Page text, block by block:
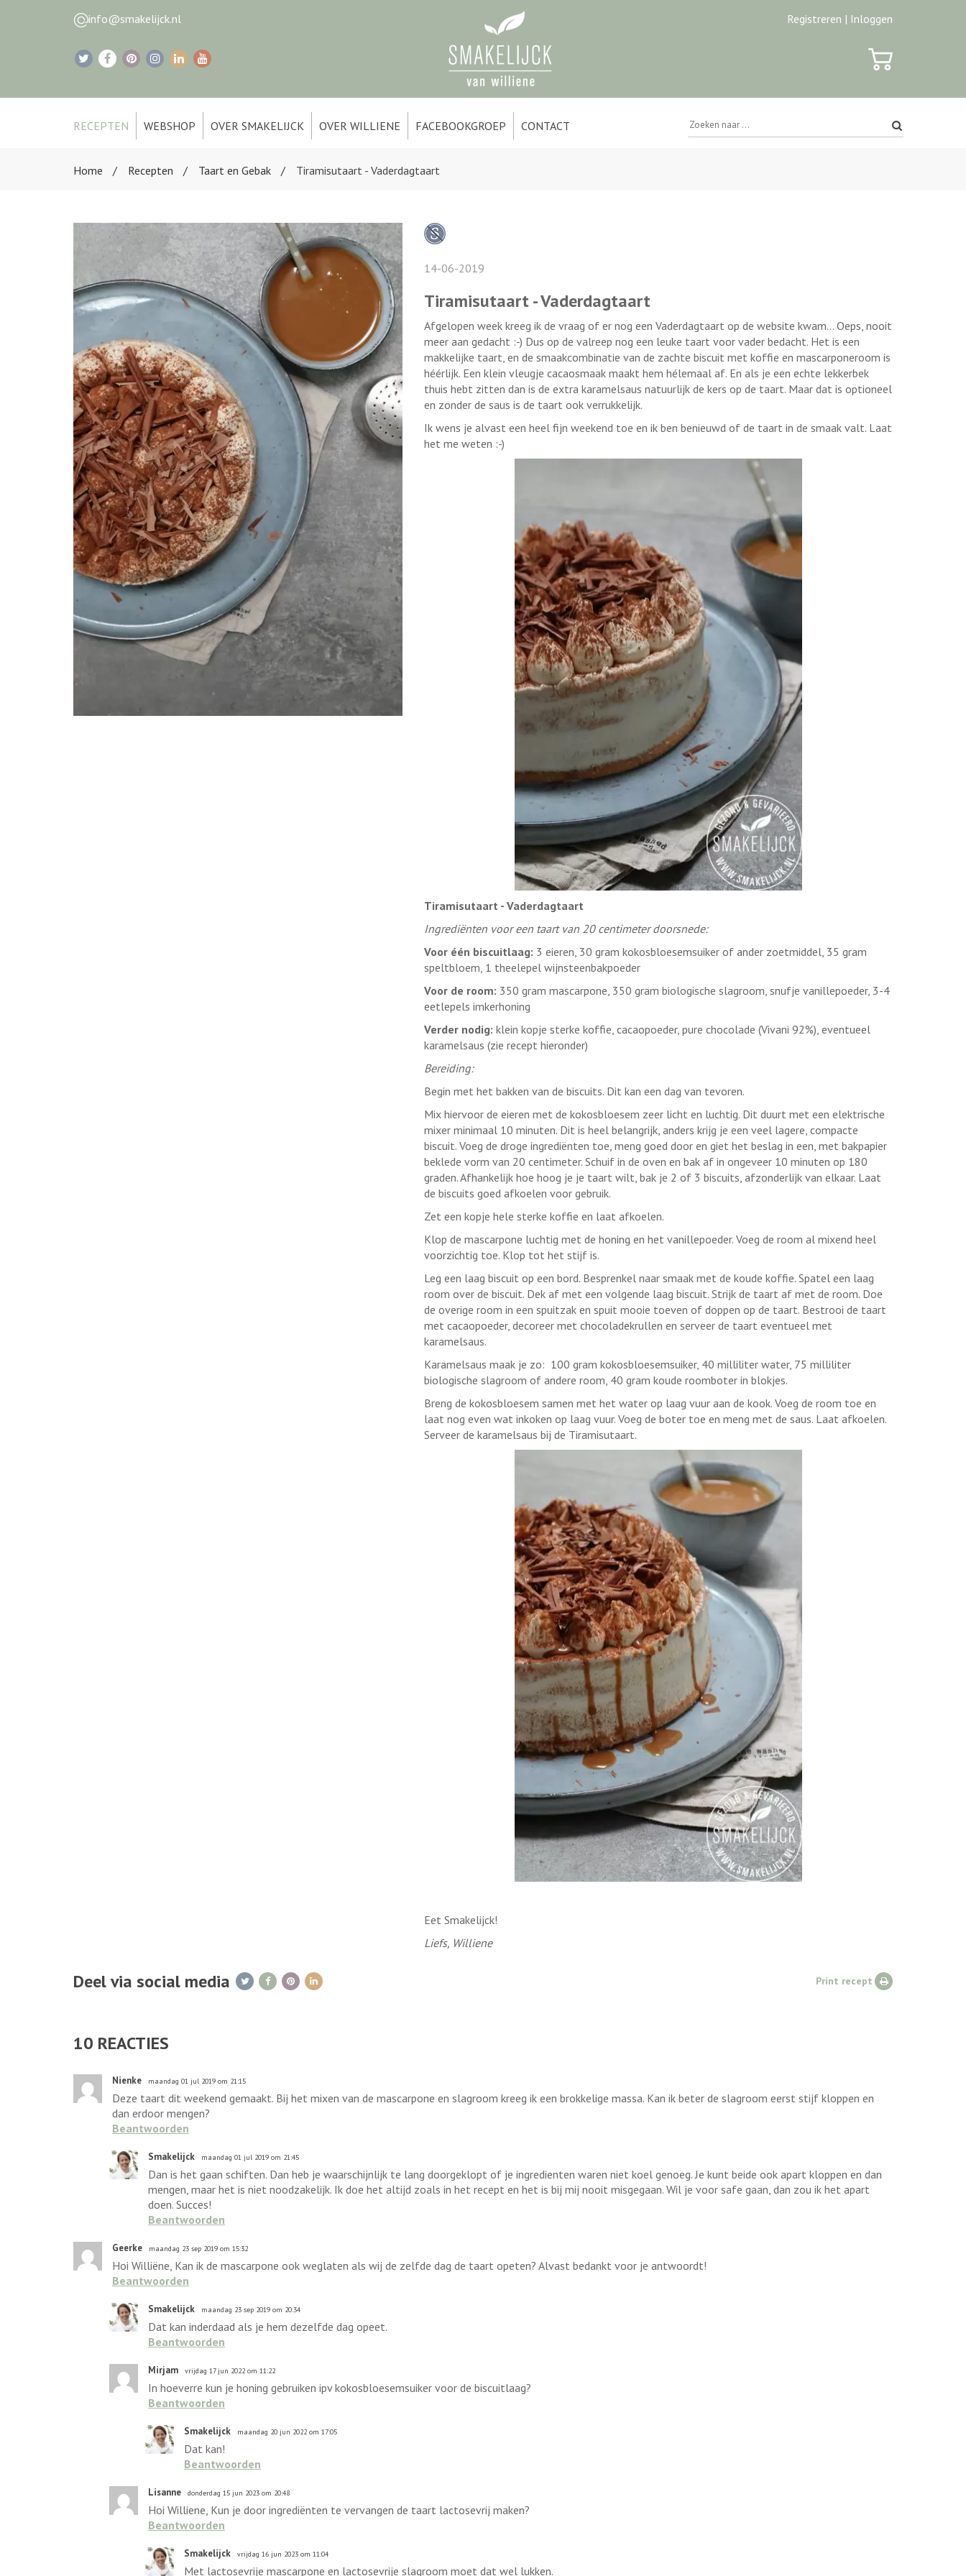
info@smakelijck.nl Registreren | Inloggen
RECEPTEN WEBSHOP OVER SMAKELIJCK OVER WILLIENE FACEBOOKGROEP CONTACT
Home Recepten Taart en Gebak Tiramisutaart - Vaderdagtaart
14-06-2019
Tiramisutaart - Vaderdagtaart
Afgelopen week kreeg ik de vraag of er nog een Vaderdagtaart op de website kwam... Oeps, nooit
meer aan gedacht :-) Dus op de valreep nog een leuke taart voor vader bedacht. Het is een
makkelijke taart, en de smaakcombinatie van de zachte biscuit met koffie en mascarponeroom is
héérlijk. Een klein vleugje cacaosmaak maakt hem hélemaal af. En als je een echte lekkerbek
thuis hebt zitten dan is de extra karamelsaus natuurlijk de kers op de taart. Maar dat is optioneel
en zonder de saus is de taart ook verrukkelijk.
Ik wens je alvast een heel fijn weekend toe en ik ben benieuwd of de taart in de smaak valt. Laat
het me weten :-)
Tiramisutaart - Vaderdagtaart
Ingrediënten voor een taart van 20 centimeter doorsnede:
Voor één biscuitlaag: 3 eieren, 30 gram kokosbloesemsuiker of ander zoetmiddel, 35 gram
speltbloem, 1 theelepel wijnsteenbakpoeder
Voor de room: 350 gram mascarpone, 350 gram biologische slagroom, snufje vanillepoeder, 3-4
eetlepels imkerhoning
Verder nodig: klein kopje sterke koffie, cacaopoeder, pure chocolade (Vivani 92%), eventueel
karamelsaus (zie recept hieronder)
Bereiding:
Begin met het bakken van de biscuits. Dit kan een dag van tevoren.
Mix hiervoor de eieren met de kokosbloesem zeer licht en luchtig. Dit duurt met een elektrische
mixer minimaal 10 minuten. Dit is heel belangrijk, anders krijg je een veel lagere, compacte
biscuit. Voeg de droge ingrediënten toe, meng goed door en giet het beslag in een, met bakpapier
beklede vorm van 20 centimeter. Schuif in de oven en bak af in ongeveer 10 minuten op 180
graden. Afhankelijk hoe hoog je je taart wilt, bak je 2 of 3 biscuits, afzonderlijk van elkaar. Laat
de biscuits goed afkoelen voor gebruik.
Zet een kopje hele sterke koffie en laat afkoelen.
Klop de mascarpone luchtig met de honing en het vanillepoeder. Voeg de room al mixend heel
voorzichtig toe. Klop tot het stijf is.
Leg een laag biscuit op een bord. Besprenkel naar smaak met de koude koffie. Spatel een laag
room over de biscuit. Dek af met een volgende laag biscuit. Strijk de taart af met de room. Doe
de overige room in een spuitzak en spuit mooie toeven of doppen op de taart. Bestrooi de taart
met cacaopoeder, decoreer met chocoladekrullen en serveer de taart eventueel met
karamelsaus.
Karamelsaus maak je zo: 100 gram kokosbloesemsuiker, 40 milliliter water, 75 milliliter
biologische slagroom of andere room, 40 gram koude roomboter in blokjes.
Breng de kokosbloesem samen met het water op laag vuur aan de kook. Voeg de room toe en
laat nog even wat inkoken op laag vuur. Voeg de boter toe en meng met de saus. Laat afkoelen.
Serveer de karamelsaus bij de Tiramisutaart.
Eet Smakelijck!
Liefs, Williene
Deel via social media Print recept
10 REACTIES
Nienke maandag 01 jul 2019 om 21:15
Deze taart dit weekend gemaakt. Bij het mixen van de mascarpone en slagroom kreeg ik een brokkelige massa. Kan ik beter de slagroom eerst stijf kloppen en
dan erdoor mengen?
Beantwoorden
Smakelijck maandag 01 jul 2019 om 21:45
Dan is het gaan schiften. Dan heb je waarschijnlijk te lang doorgeklopt of je ingredienten waren niet koel genoeg. Je kunt beide ook apart kloppen en dan
mengen, maar het is niet noodzakelijk. Ik doe het altijd zoals in het recept en het is bij mij nooit misgegaan. Wil je voor safe gaan, dan zou ik het apart
doen. Succes!
Beantwoorden
Geerke maandag 23 sep 2019 om 15:32
Hoi Williëne, Kan ik de mascarpone ook weglaten als wij de zelfde dag de taart opeten? Alvast bedankt voor je antwoordt!
Beantwoorden
Smakelijck maandag 23 sep 2019 om 20:34
Dat kan inderdaad als je hem dezelfde dag opeet.
Beantwoorden
Mirjam vrijdag 17 jun 2022 om 11:22
In hoeverre kun je honing gebruiken ipv kokosbloesemsuiker voor de biscuitlaag?
Beantwoorden
Smakelijck maandag 20 jun 2022 om 17:05
Dat kan!
Beantwoorden
Lisanne donderdag 15 jun 2023 om 20:48
Hoi Williene, Kun je door ingrediënten te vervangen de taart lactosevrij maken?
Beantwoorden
Smakelijck vrijdag 16 jun 2023 om 11:04
Met lactosevrije mascarpone en lactosevrije slagroom moet dat wel lukken.